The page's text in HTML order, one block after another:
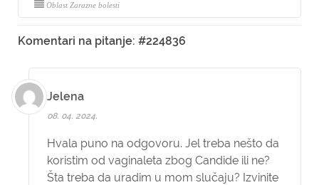
Oblast Zarazne bolesti
Komentari na pitanje: #224836
Jelena
08. 04. 2024.
Hvala puno na odgovoru. Jel treba nešto da
koristim od vaginaleta zbog Candide ili ne?
Šta treba da uradim u mom slučaju? Izvinite